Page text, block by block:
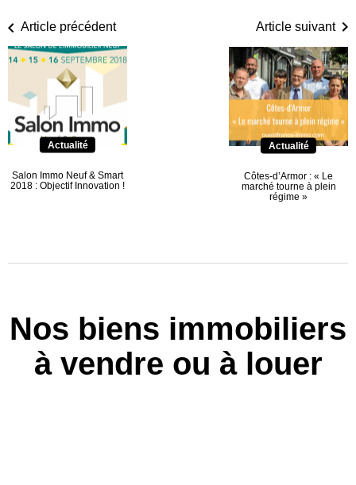
Article précédent
Actualité
Salon Immo Neuf & Smart
2018 : Objectif Innovation !
Article suivant
Actualité
Côtes-d’Armor : « Le
marché tourne à plein
régime »
Nos biens immobiliers
à vendre ou à louer